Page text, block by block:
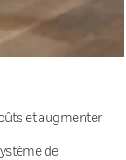
et augmenter
de